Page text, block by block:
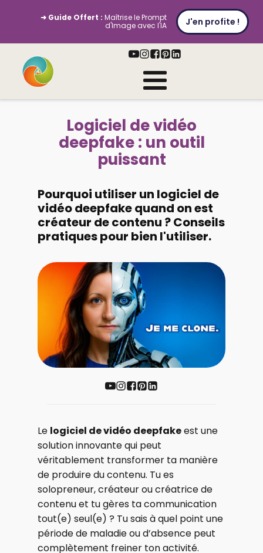
➜ Guide Offert : Maîtrise le Prompt
d'Image avec l'IA
J'en profite !
Logiciel de vidéo
deepfake : un outil
puissant
Pourquoi utiliser un logiciel de
vidéo deepfake quand on est
créateur de contenu ? Conseils
pratiques pour bien l'utiliser.
Le logiciel de vidéo deepfakeest une
solution innovante qui peut
véritablement transformer ta manière
de produire du contenu. Tu es
solopreneur, créateur ou créatrice de
contenu et tu gères ta communication
tout(e) seul(e) ? Tu sais à quel point une
période de maladie ou d’absence peut
complètement freiner ton activité.